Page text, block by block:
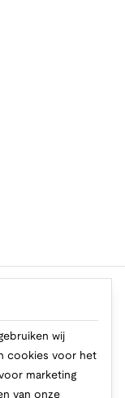
wij
cookies voor het
marketing
van onze